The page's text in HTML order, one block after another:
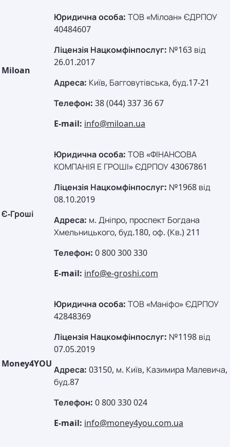
Miloan
Юридична особа: ТОВ «Мілоан» ЄДРПОУ
40484607
Ліцензія Нацкомфінпослуг: №163 від
26.01.2017
Адреса: Київ, Багговутівська, буд.17-21
Телефон: 38 (044) 337 36 67
E-mail: info@miloan.ua
Є-Гроші
Юридична особа: ТОВ «ФІНАНСОВА
КОМПАНІЯ Е ГРОШІ» ЄДРПОУ 43067861
Ліцензія Нацкомфінпослуг: №1968 від
08.10.2019
Адреса: м. Дніпро, проспект Богдана
Хмельницького, буд.180, оф. (Кв.) 211
Телефон: 0 800 300 330
E-mail: info@e-groshi.com
Money4YOU
Юридична особа: ТОВ «Маніфо» ЄДРПОУ
42848369
Ліцензія Нацкомфінпослуг: №1198 від
07.05.2019
Адреса: 03150, м. Київ, Казимира Малевича,
буд.87
Телефон: 0 800 330 024
E-mail: info@money4you.com.ua